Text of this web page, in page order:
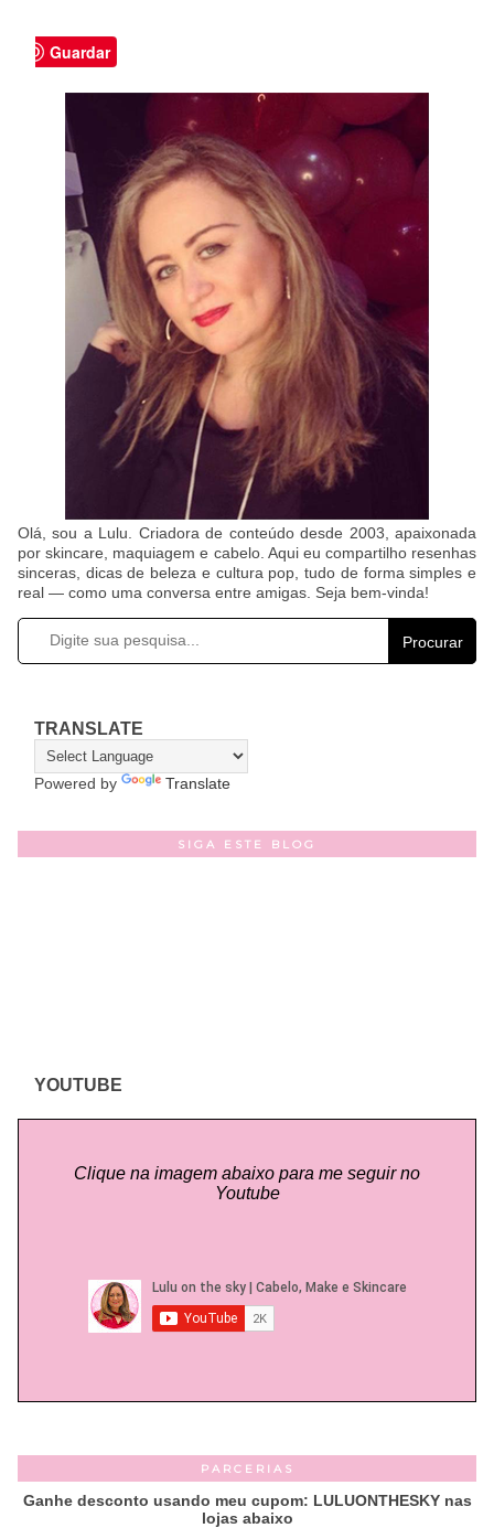
Guardar
Olá, sou a Lulu. Criadora de conteúdo desde 2003, apaixonada
por skincare, maquiagem e cabelo. Aqui eu compartilho resenhas
sinceras, dicas de beleza e cultura pop, tudo de forma simples e
real — como uma conversa entre amigas. Seja bem-vinda!
Procurar
TRANSLATE
Powered by Translate
SIGA ESTE BLOG
YOUTUBE
Clique na imagem abaixo para me seguir no
Youtube
PARCERIAS
Ganhe desconto usando meu cupom: LULUONTHESKY nas
lojas abaixo